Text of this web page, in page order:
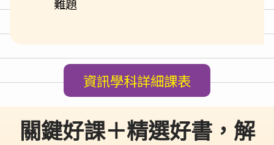
難題
資訊學科詳細課表
關鍵好課＋精選好書，解